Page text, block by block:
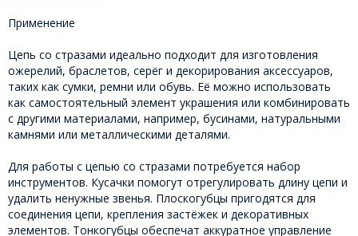
Применение
Цепь со стразами идеально подходит для изготовления
ожерелий, браслетов, серёг и декорирования аксессуаров,
таких как сумки, ремни или обувь. Её можно использовать
как самостоятельный элемент украшения или комбинировать
с другими материалами, например, бусинами, натуральными
камнями или металлическими деталями.
Для работы с цепью со стразами потребуется набор
инструментов. Кусачки помогут отрегулировать длину цепи и
удалить ненужные звенья. Плоскогубцы пригодятся для
соединения цепи, крепления застёжек и декоративных
элементов. Тонкогубцы обеспечат аккуратное управление